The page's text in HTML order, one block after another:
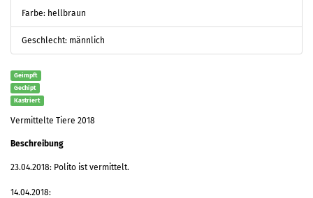
Farbe: hellbraun
Geschlecht: männlich
Geimpft
Gechipt
Kastriert
Vermittelte Tiere 2018
Beschreibung
23.04.2018: Polito ist vermittelt.
14.04.2018: